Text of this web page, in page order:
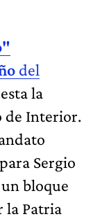
del
la
de Interior.
Sergio
bloque
la Patria